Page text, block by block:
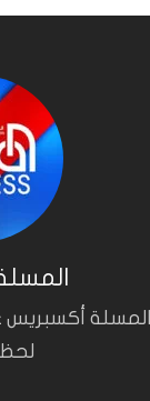
المسلة أكسبريس